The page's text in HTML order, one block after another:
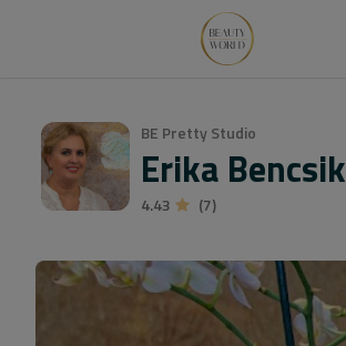
BE Pretty Studio
Erika Bencsik
4.43 (7)